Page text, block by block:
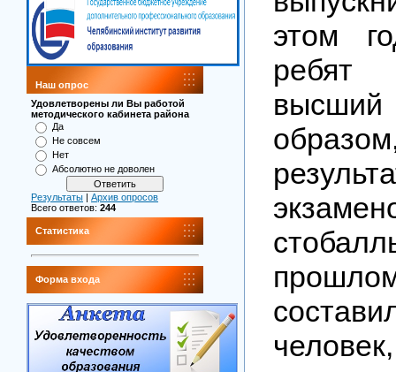
Наш опрос
Удовлетворены ли Вы работой
методического кабинета района
Да
Не совсем
Нет
Абсолютно не доволен
Результаты
Архив опросов
Всего ответов: 244
Статистика
Форма входа
этом